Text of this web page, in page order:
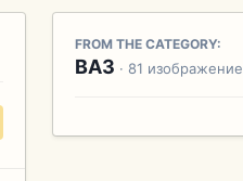
FROM THE CATEGORY:
ВАЗ · 81 изображение